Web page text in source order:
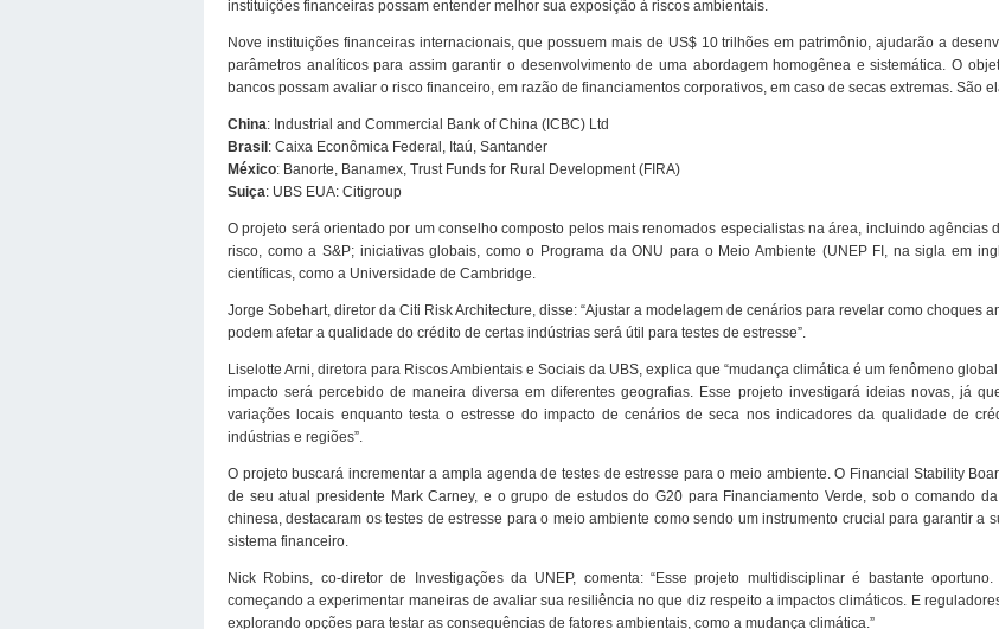
instituições financeiras possam entender melhor sua exposição à riscos ambientais.
Nove instituições financeiras internacionais, que possuem mais de US$ 10 trilhões em patrimônio, ajudarão a
parâmetros analíticos para assim garantir o desenvolvimento de uma abordagem homogênea e sistemática. O
bancos possam avaliar o risco financeiro, em razão de financiamentos corporativos, em caso de secas extremas. São
China: Industrial and Commercial Bank of China (ICBC) Ltd
Brasil: Caixa Econômica Federal, Itaú, Santander
México: Banorte, Banamex, Trust Funds for Rural Development (FIRA)
Suiça: UBS EUA: Citigroup
O projeto será orientado por um conselho composto pelos mais renomados especialistas na área, incluindo agências
risco, como a S&P; iniciativas globais, como o Programa da ONU para o Meio Ambiente (UNEP FI, na sigla em
científicas, como a Universidade de Cambridge.
Jorge Sobehart, diretor da Citi Risk Architecture, disse: “Ajustar a modelagem de cenários para revelar como choques
podem afetar a qualidade do crédito de certas indústrias será útil para testes de estresse”.
Liselotte Arni, diretora para Riscos Ambientais e Sociais da UBS, explica que “mudança climática é um fenômeno
impacto será percebido de maneira diversa em diferentes geografias. Esse projeto investigará ideias novas, já
variações locais enquanto testa o estresse do impacto de cenários de seca nos indicadores da qualidade de
indústrias e regiões”.
O projeto buscará incrementar a ampla agenda de testes de estresse para o meio ambiente. O Financial Stability
de seu atual presidente Mark Carney, e o grupo de estudos do G20 para Financiamento Verde, sob o comando
chinesa, destacaram os testes de estresse para o meio ambiente como sendo um instrumento crucial para garantir a
sistema financeiro.
Nick Robins, co-diretor de Investigações da UNEP, comenta: “Esse projeto multidisciplinar é bastante
começando a experimentar maneiras de avaliar sua resiliência no que diz respeito a impactos climáticos. E
explorando opções para testar as consequências de fatores ambientais, como a mudança climática.”